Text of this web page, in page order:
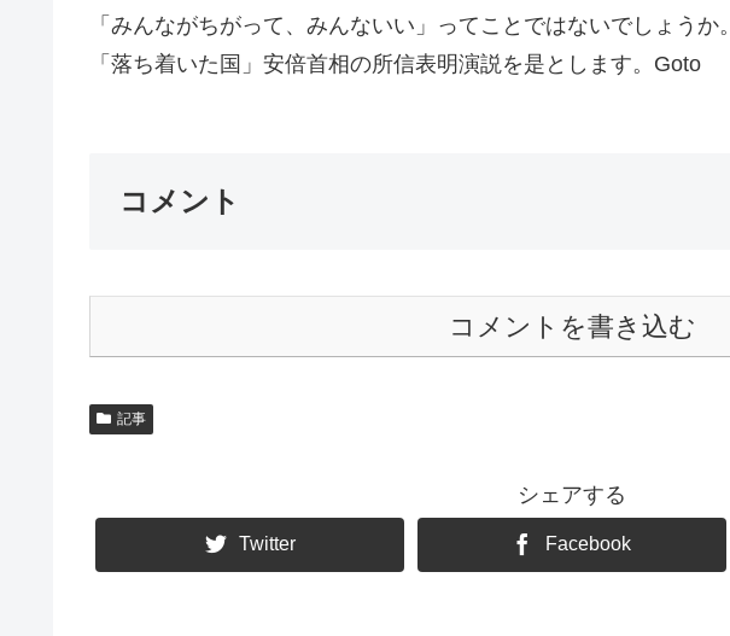
「みんながちがって、みんないい」ってことではないでしょうか。
「落ち着いた国」安倍首相の所信表明演説を是とします。Goto
コメント
コメントを書き込む
記事
シェアする
Twitter Facebook